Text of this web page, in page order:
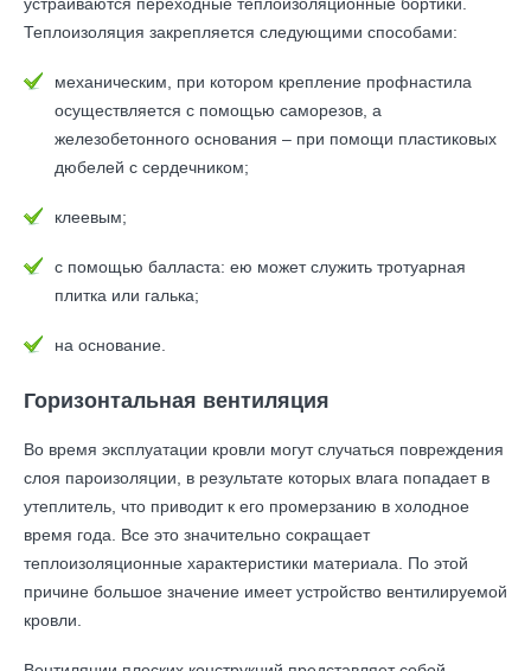
Теплоизоляция закрепляется следующими способами:
механическим, при котором крепление профнастила
осуществляется с помощью саморезов, а
железобетонного основания – при помощи пластиковых
дюбелей с сердечником;
клеевым;
с помощью балласта: ею может служить тротуарная
плитка или галька;
на основание.
Горизонтальная вентиляция
Во время эксплуатации кровли могут случаться повреждения
слоя пароизоляции, в результате которых влага попадает в
утеплитель, что приводит к его промерзанию в холодное
время года. Все это значительно сокращает
теплоизоляционные характеристики материала. По этой
причине большое значение имеет устройство вентилируемой
кровли.